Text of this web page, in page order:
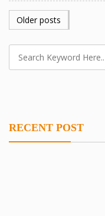
POSTS
Older posts
RECENT POST